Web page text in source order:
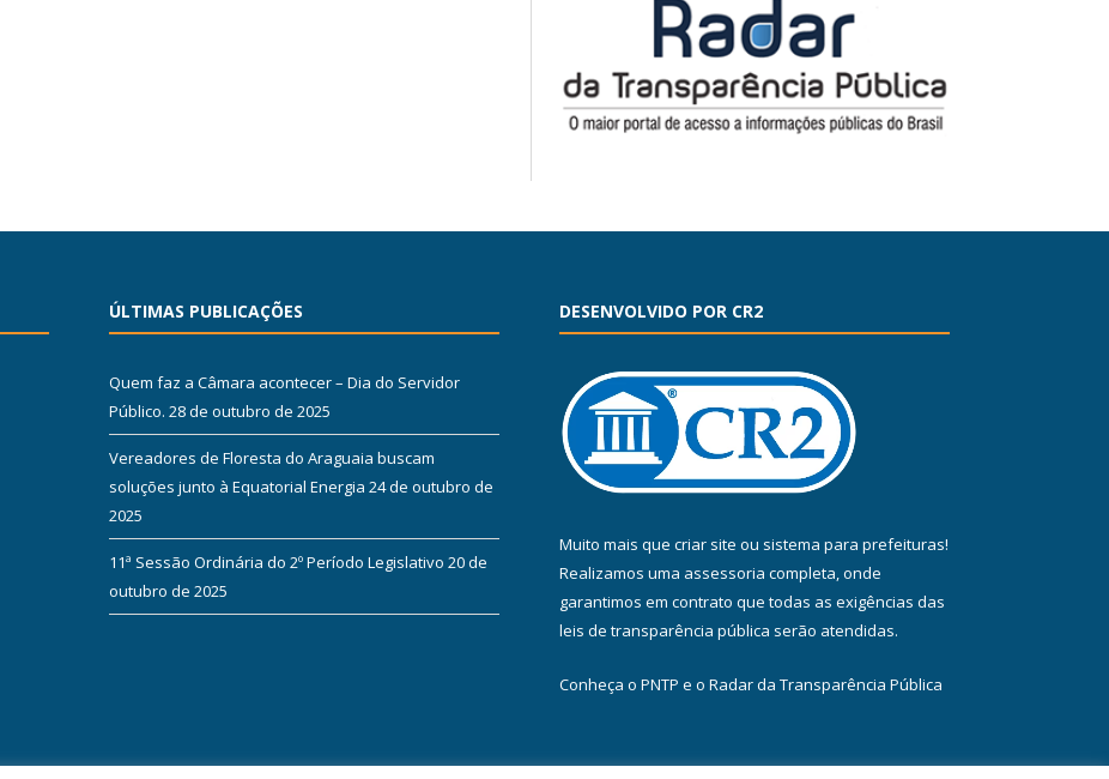
ÚLTIMAS PUBLICAÇÕES
Quem faz a Câmara acontecer – Dia do Servidor
Público. 28 de outubro de 2025
Vereadores de Floresta do Araguaia buscam
soluções junto à Equatorial Energia 24 de outubro de
2025
11ª Sessão Ordinária do 2º Período Legislativo 20 de
outubro de 2025
DESENVOLVIDO POR CR2
Muito mais que criar site ou sistema para prefeituras!
Realizamos uma assessoria completa, onde
garantimos em contrato que todas as exigências das
leis de transparência pública serão atendidas.
Conheça o PNTP e o Radar da Transparência Pública